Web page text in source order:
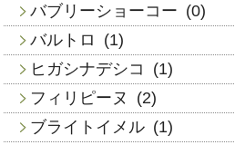
バブリーショーコー (0)
バルトロ
(1)
ヒガシナデシコ
(1)
フィリピーヌ
(2)
ブライトイメル (1)